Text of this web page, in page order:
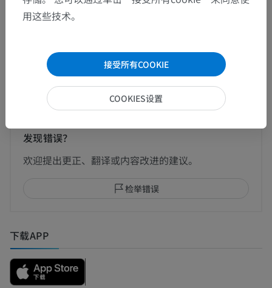
人体解剖学1
发现错误？
欢迎提出更正、翻译或内容改进的建议。
检举错误
下载APP
用这些技术。
接受所有COOKIE
COOKIES设置